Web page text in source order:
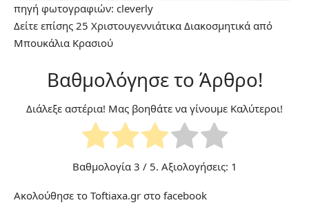
πηγή φωτογραφιών: cleverly
Δείτε επίσης 25 Χριστουγεννιάτικα Διακοσμητικά από
Μπουκάλια Κρασιού
Βαθμολόγησε το Άρθρο!
Διάλεξε αστέρια! Μας βοηθάτε να γίνουμε Καλύτεροι!
Βαθμολογία 3 / 5. Αξιολογήσεις: 1
Ακολούθησε το Toftiaxa.gr στο facebook